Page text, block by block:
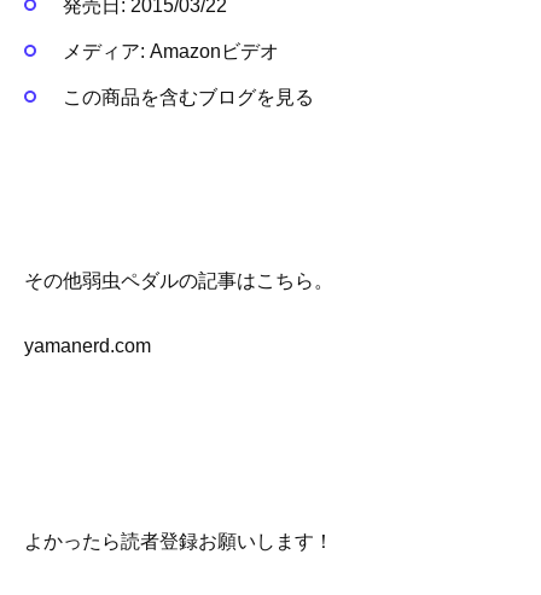
発売日: 2015/03/22
メディア: Amazonビデオ
この商品を含むブログを見る
その他弱虫ペダルの記事はこちら。
yamanerd.com
よかったら読者登録お願いします！